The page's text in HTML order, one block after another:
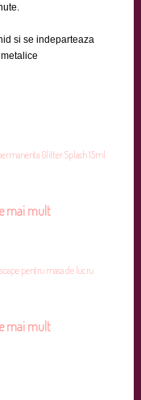
si se indeparteaza
Glitter Splash 15ml
mai mult
pentru masa de lucru
mai mult